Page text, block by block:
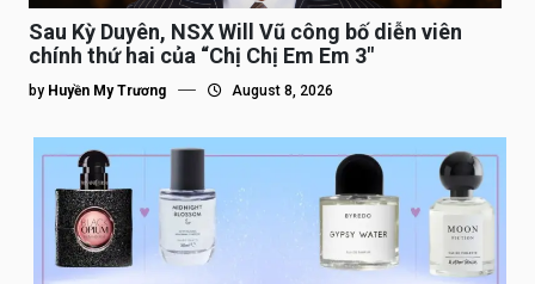
Sau Kỳ Duyên, NSX Will Vũ công bố diễn viên
chính thứ hai của “Chị Chị Em Em 3″
by Huyền My Trương August 8, 2026